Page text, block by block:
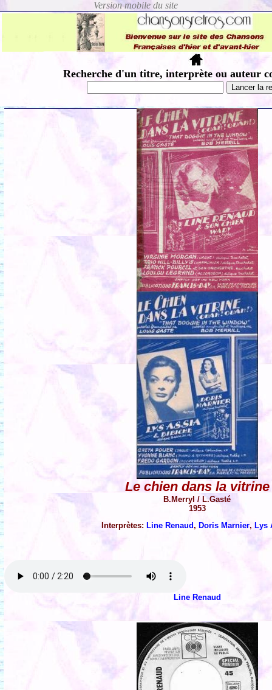
Recherche d'un titre, interprète ou auteur
Le chien dans la vitrine
B.Merryl / L.Gasté
1953
Interprètes: Line Renaud, Doris Marnier, Lys
Line Renaud